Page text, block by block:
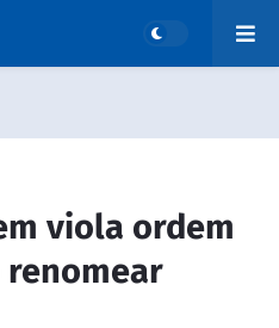
viola ordem